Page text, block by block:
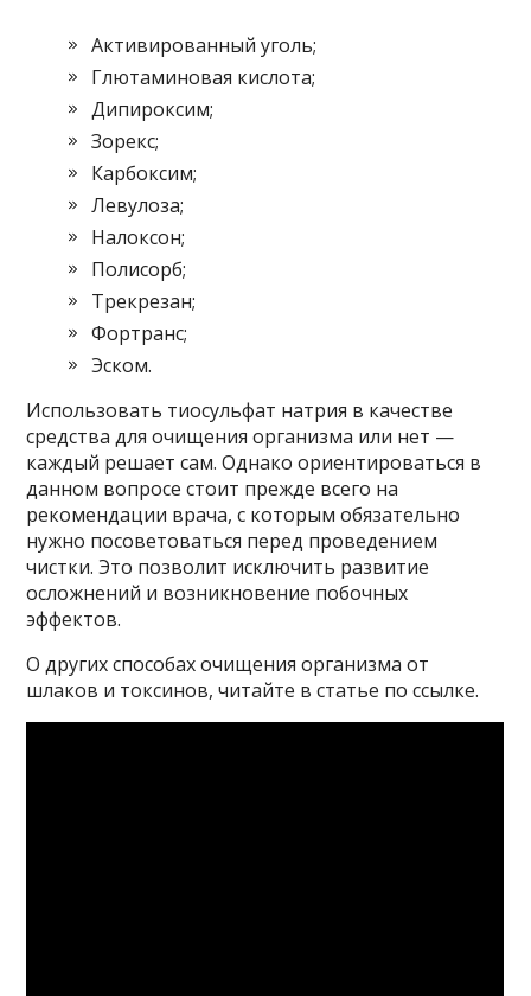
Активированный уголь;
Глютаминовая кислота;
Дипироксим;
Зорекс;
Карбоксим;
Левулоза;
Налоксон;
Полисорб;
Трекрезан;
Фортранс;
Эском.
Использовать тиосульфат натрия в качестве
средства для очищения организма или нет —
каждый решает сам. Однако ориентироваться в
данном вопросе стоит прежде всего на
рекомендации врача, с которым обязательно
нужно посоветоваться перед проведением
чистки. Это позволит исключить развитие
осложнений и возникновение побочных
эффектов.
О других способах очищения организма от
шлаков и токсинов, читайте в статье по ссылке.